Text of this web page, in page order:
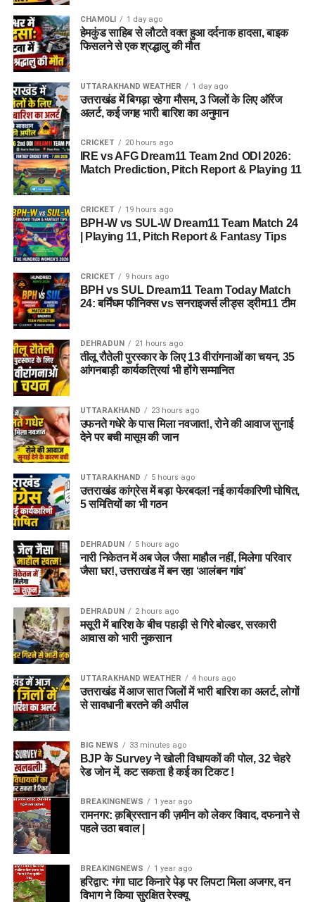
CHAMOLI 1 day ago
हेमकुंड साहिब से लौटते वक्त हुआ दर्दनाक हादसा, बाइक
फिसलने से एक श्रद्धालु की मौत
UTTARAKHAND WEATHER 1 day ago
उत्तराखंड में बिगड़ा रहेगा मौसम, 3 जिलों के लिए ऑरेंज
अलर्ट, कई जगह भारी बारिश का अनुमान
CRICKET 20 hours ago
IRE vs AFG Dream11 Team 2nd ODI 2026:
Match Prediction, Pitch Report & Playing 11
CRICKET 19 hours ago
BPH-W vs SUL-W Dream11 Team Match 24
| Playing 11, Pitch Report & Fantasy Tips
CRICKET 9 hours ago
BPH vs SUL Dream11 Team Today Match
24: बर्मिंघम फीनिक्स vs सनराइजर्स लीड्स ड्रीम11 टीम
DEHRADUN 21 hours ago
तीलू रौतेली पुरस्कार के लिए 13 वीरांगनाओं का चयन, 35
आंगनबाड़ी कार्यकत्रियां भी होंगे सम्मानित
UTTARAKHAND 23 hours ago
उफनते गधेरे के पास मिला नवजात!, रोने की आवाज सुनाई
देने पर बची मासूम की जान
UTTARAKHAND 5 hours ago
उत्तराखंड कांग्रेस में बड़ा फेरबदल! नई कार्यकारिणी घोषित,
5 समितियों का भी गठन
DEHRADUN 5 hours ago
नारी निकेतन में अब जेल जैसा माहौल नहीं, मिलेगा परिवार
जैसा घर!, उत्तराखंड में बन रहा ‘आलंबन गांव’
DEHRADUN 2 hours ago
मसूरी में बारिश के बीच पहाड़ी से गिरे बोल्डर, सरकारी
आवास को भारी नुकसान
UTTARAKHAND WEATHER 4 hours ago
उत्तराखंड में आज सात जिलों में भारी बारिश का अलर्ट, लोगों
से सावधानी बरतने की अपील
BIG NEWS 33 minutes ago
BJP के Survey ने खोली विधायकों की पोल, 32 चेहरे
रेड जोन में, कट सकता है कई का टिकट !
BREAKINGNEWS 1 year ago
रामनगर: क़ब्रिस्तान की ज़मीन को लेकर विवाद, दफनाने से
पहले उठा बवाल |
BREAKINGNEWS 1 year ago
हरिद्वार: गंगा घाट किनारे पेड़ पर लिपटा मिला अजगर, वन
विभाग ने किया सुरक्षित रेस्क्यू